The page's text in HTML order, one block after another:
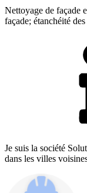
Nettoyage de façade
façade; étanchéité
Je suis la société
dans les villes